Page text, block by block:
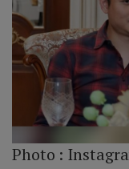
Photo :